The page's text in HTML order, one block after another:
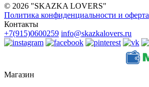
© 2026 "SKAZKA LOVERS"
Политика конфиденциальности и оферта
Контакты
+7(915)0600259 info@skazkalovers.ru
Магазин